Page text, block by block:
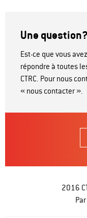
Une question?
Est-ce que vous
répondre à toutes
CTRC. Pour nous
« nous contacter ».
2016